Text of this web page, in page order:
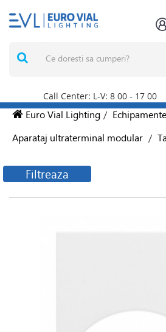
Call Center: L-V: 8 00 - 17 00
Euro Vial Lighting /
Aparataj ultraterminal modular /
Filtreaza